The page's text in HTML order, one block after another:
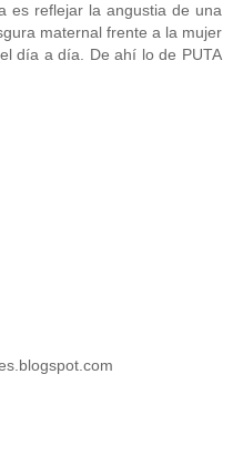
es reflejar la angustia de una
maternal frente a la mujer
día a día. De ahí lo de PUTA